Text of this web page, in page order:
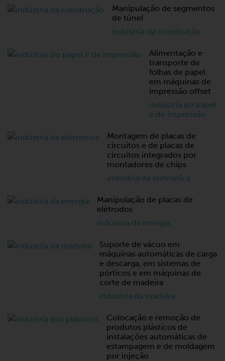
Manipulação de segmentos
de túnel
indústria da construção
Alimentação e
transporte de
folhas de papel
em máquinas de
impressão offset
indústria do papel
e de impressão
Montagem de placas de
circuitos e de placas de
circuitos integrados por
montadores de chips
indústria da eletrónica
Manipulação de placas de
elétrodos
indústria da energia
Suporte de vácuo em
máquinas automáticas de carga
e descarga, em sistemas de
pórticos e em máquinas de
corte de madeira
indústria da madeira
Colocação e remoção de
produtos plásticos de
instalações automáticas de
estampagem e de moldagem
por injeção